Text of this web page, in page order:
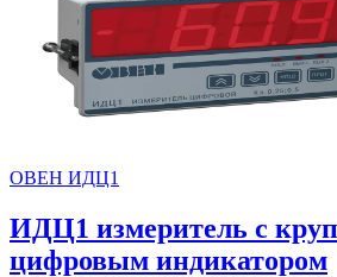
ОВЕН ИДЦ1
ИДЦ1 измеритель с
цифровым индикатором